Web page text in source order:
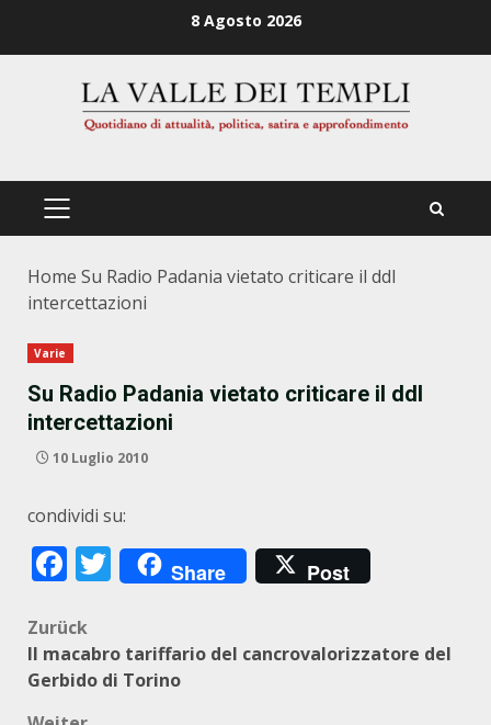
8 Agosto 2026
PRIMÄRES
Home Su Radio Padania vietato criticare il ddl
intercettazioni
Varie
Su Radio Padania vietato criticare il ddl
intercettazioni
10 Luglio 2010
condividi su:
Facebook
Twitter
Share Post
Beitragsnavigation
Zurück
Il macabro tariffario del cancrovalorizzatore del
Gerbido di Torino